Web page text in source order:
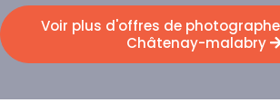
Voir plus d'offres de
Châtenay-malabry